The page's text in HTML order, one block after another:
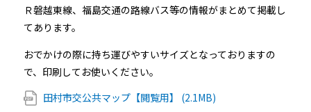
Ｒ磐越東線、福島交通の路線バス等の情報がまとめて掲載し
てあります。
おでかけの際に持ち運びやすいサイズとなっておりますの
で、印刷してお使いください。
田村市交公共マップ【閲覧用】 (2.1MB)